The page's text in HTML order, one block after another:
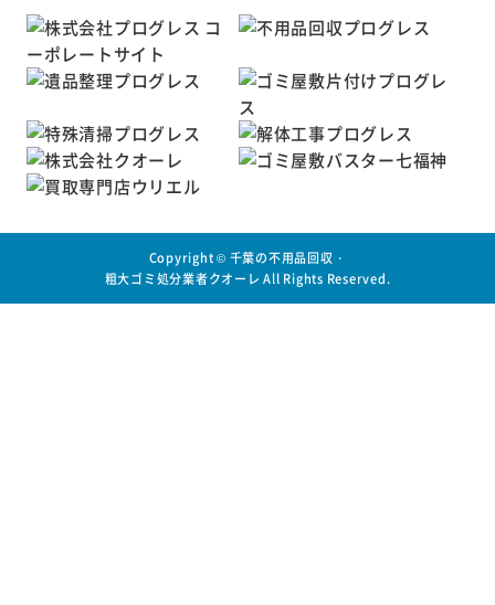
Copyright © 千葉の不用品回収・
粗大ゴミ処分業者クオーレ All Rights Reserved.